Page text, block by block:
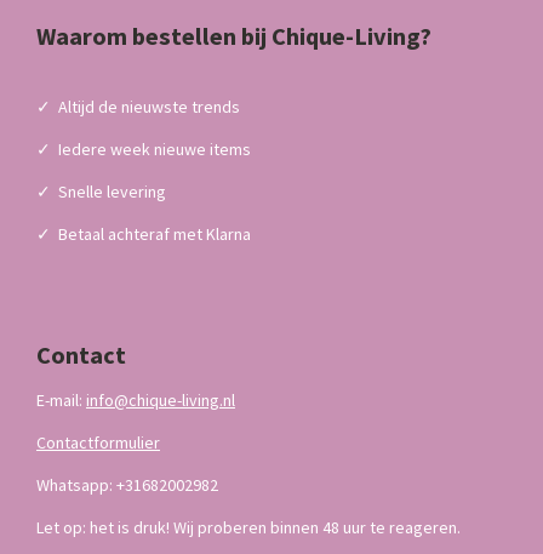
Waarom bestellen bij Chique-Living?
✓ Altijd de nieuwste trends
✓ Iedere week nieuwe items
✓ Snelle levering
✓ Betaal achteraf met Klarna
Contact
E-mail: info@chique-living.nl
Contactformulier
Whatsapp: +31682002982
Let op: het is druk! Wij proberen binnen 48 uur te reageren.